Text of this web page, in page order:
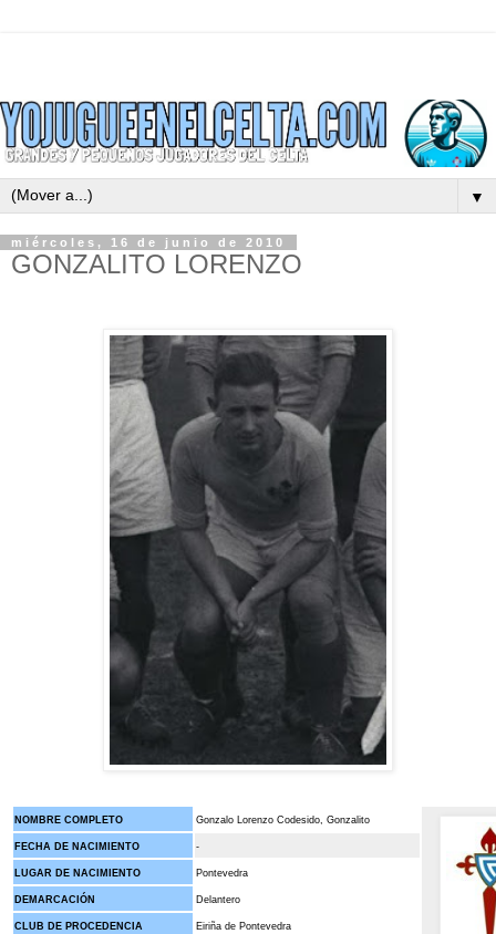
▼
miércoles, 16 de junio de 2010
GONZALITO LORENZO
NOMBRE COMPLETO Gonzalo Lorenzo Codesido, Gonzalito
FECHA DE NACIMIENTO -
LUGAR DE NACIMIENTO Pontevedra
DEMARCACIÓN Delantero
CLUB DE PROCEDENCIA Eiriña de Pontevedra